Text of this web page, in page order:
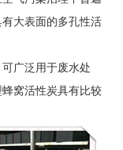
大表面的多孔性活
广泛用于废水处
窝活性炭具有比较